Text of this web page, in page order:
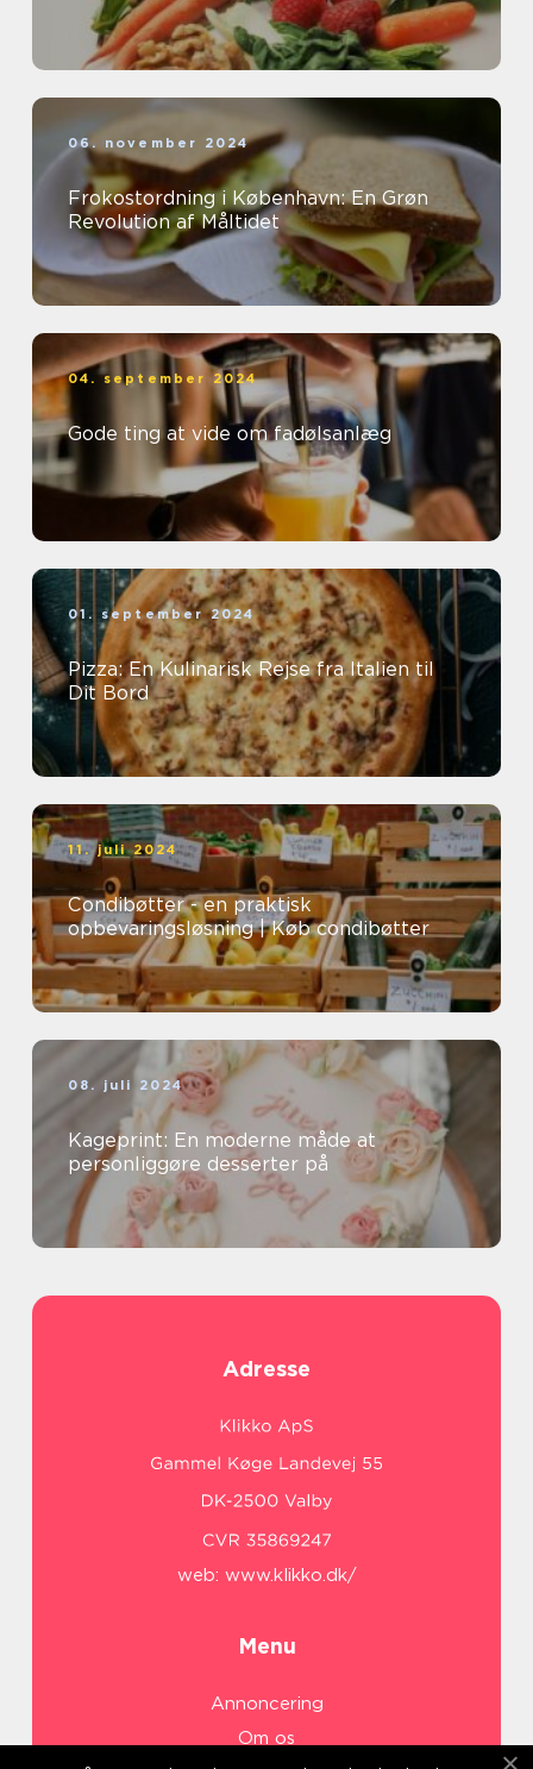
06. november 2024
Frokostordning i København: En Grøn
Revolution af Måltidet
04. september 2024
Gode ting at vide om fadølsanlæg
01. september 2024
Pizza: En Kulinarisk Rejse fra Italien til
Dit Bord
11. juli 2024
Condibøtter - en praktisk
opbevaringsløsning | Køb condibøtter
08. juli 2024
Kageprint: En moderne måde at
personliggøre desserter på
Adresse
web: www.klikko.dk/
Menu
Annoncering
Om os